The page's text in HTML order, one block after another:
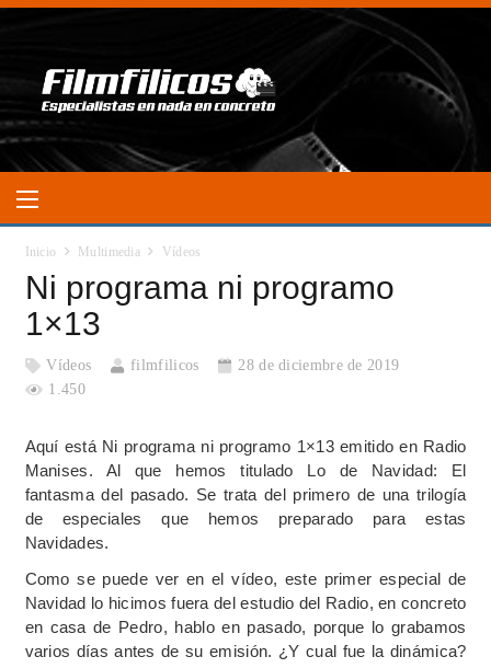
Inicio Multimedia Vídeos
Ni programa ni programo
1×13
Vídeos filmfilicos
28 de diciembre de 2019
1.450
Aquí está Ni programa ni programo 1×13 emitido en Radio
Manises. Al que hemos titulado Lo de Navidad: El
fantasma del pasado. Se trata del primero de una trilogía
de especiales que hemos preparado para estas
Navidades.
Como se puede ver en el vídeo, este primer especial de
Navidad lo hicimos fuera del estudio del Radio, en concreto
en casa de Pedro, hablo en pasado, porque lo grabamos
varios días antes de su emisión. ¿Y cual fue la dinámica?